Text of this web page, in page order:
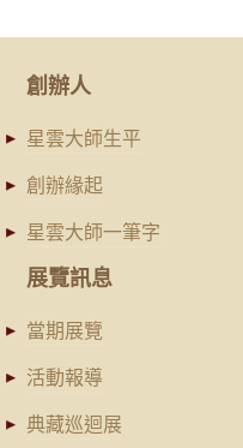
創辦人
星雲大師生平
創辦緣起
星雲大師一筆字
展覽訊息
當期展覽
活動報導
典藏巡迴展